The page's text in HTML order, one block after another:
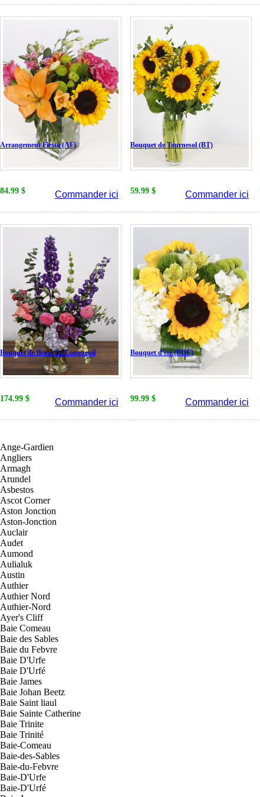
Arrangement Fiesta (AF)
84.99 $ Commander ici
Bouquet de Tournesol (BT)
59.99 $ Commander ici
Bouquet de fleurs Le Longueuil
174.99 $ Commander ici
Bouquet d'été (BDE)
99.99 $ Commander ici
Ange-Gardien
Angliers
Armagh
Arundel
Asbestos
Ascot Corner
Aston Jonction
Aston-Jonction
Auclair
Audet
Aumond
Aulialuk
Austin
Authier
Authier Nord
Authier-Nord
Ayer's Cliff
Baie Comeau
Baie des Sables
Baie du Febvre
Baie D'Urfe
Baie D'Urfé
Baie James
Baie Johan Beetz
Baie Saint liaul
Baie Sainte Catherine
Baie Trinite
Baie Trinité
Baie-Comeau
Baie-des-Sables
Baie-du-Febvre
Baie-D'Urfe
Baie-D'Urfé